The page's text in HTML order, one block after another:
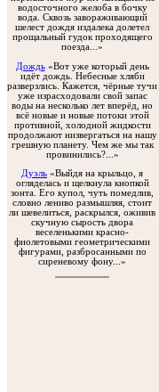
водосточного желоба в бочку
вода. Сквозь завораживающий
шелест дождя издалека долетел
прощальный гудок проходящего
поезда...»
Дождь«Вот уже который день
идёт дождь. Небесные хляби
разверзлись. Кажется, чёрные тучи
уже израсходовали свой запас
воды на несколько лет вперёд, но
всё новые и новые потоки этой
противной, холодной жидкости
продолжают низвергаться на нашу
грешную планету. Чем же мы так
провинились?...»
Дуэль «Выйдя на крыльцо, я
огляделась и щелкнула кнопкой
зонта. Его купол, чуть помедлив,
словно лениво размышляя, стоит
ли шевелиться, раскрылся, оживив
скучную сырость двора
веселенькими красно-
фиолетовыми геометрическими
фигурами, разбросанными по
сиреневому фону...»